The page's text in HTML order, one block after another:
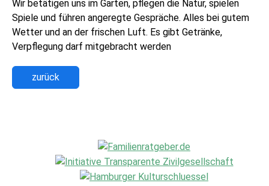
Wir betätigen uns im Garten, pflegen die Natur, spielen
Spiele und führen angeregte Gespräche. Alles bei gutem
Wetter und an der frischen Luft. Es gibt Getränke,
Verpflegung darf mitgebracht werden
zurück